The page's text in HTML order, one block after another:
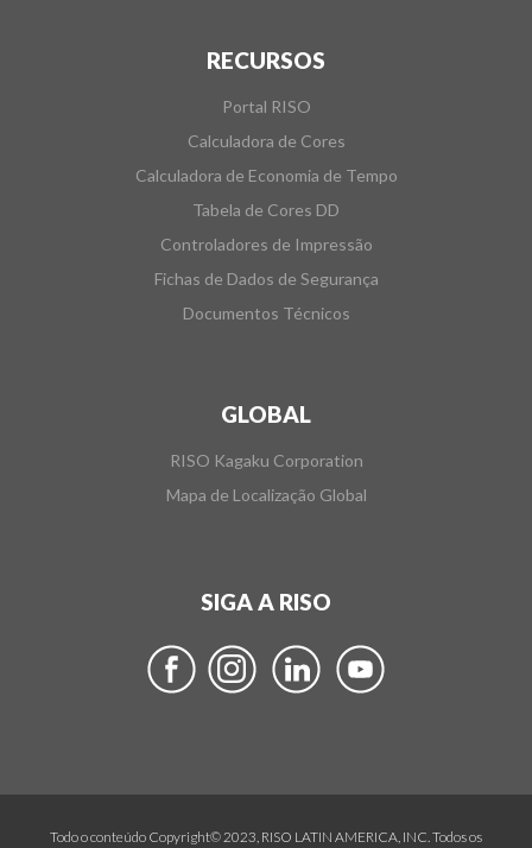
RECURSOS
Portal RISO
Calculadora de Cores
Calculadora de Economia de Tempo
Tabela de Cores DD
Controladores de Impressão
Fichas de Dados de Segurança
Documentos Técnicos
GLOBAL
RISO Kagaku Corporation
Mapa de Localização Global
SIGA A RISO
Todo o conteúdo Copyright© 2023, RISO LATIN AMERICA, INC. Todos os